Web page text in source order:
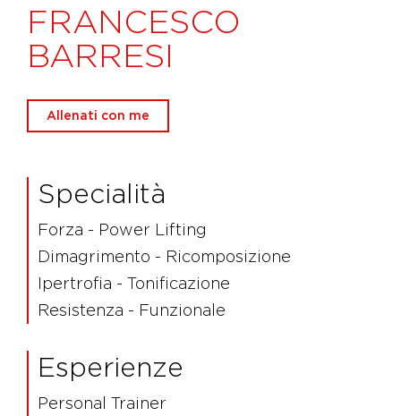
FRANCESCO
BARRESI
Allenati con me
Specialità
Forza - Power Lifting
Dimagrimento - Ricomposizione
Ipertrofia - Tonificazione
Resistenza - Funzionale
Esperienze
Personal Trainer